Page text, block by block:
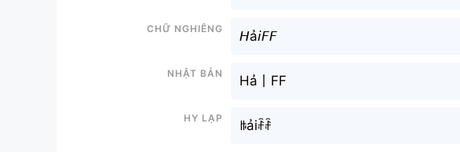
Chữ nghiêng
𝘏ả𝘪𝘍𝘍
Nhật bản
Hả丨FF
Hy lạp
ꑛảiꄘꄘ